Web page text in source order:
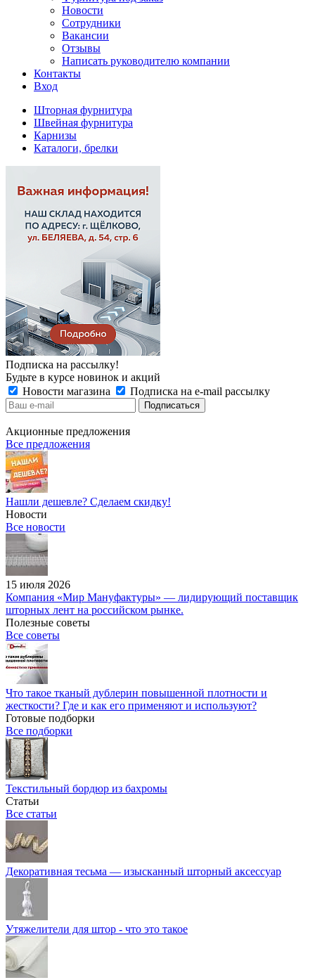
Новости
Сотрудники
Вакансии
Отзывы
Написать руководителю компании
Контакты
Вход
Шторная фурнитура
Швейная фурнитура
Карнизы
Каталоги, брелки
Подписка на рассылку!
Будьте в курсе новинок и акций
Новости магазина
Подписка на e-mail рассылку
Акционные предложения
Все предложения
Нашли дешевле? Сделаем скидку!
Новости
Все новости
15 июля 2026
Компания «Мир Мануфактуры» — лидирующий поставщик
шторных лент на российском рынке.
Полезные советы
Все советы
Что такое тканый дублерин повышенной плотности и
жесткости? Где и как его применяют и используют?
Готовые подборки
Все подборки
Текстильный бордюр из бахромы
Статьи
Все статьи
Декоративная тесьма — изысканный шторный аксессуар
Утяжелители для штор - что это такое